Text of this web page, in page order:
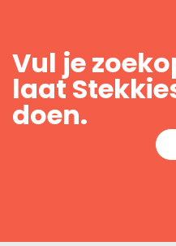
Vul je
laat
doen.